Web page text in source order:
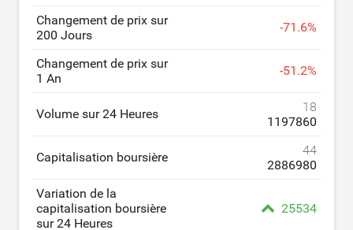
Changement de prix sur
200 Jours
-71.6%
Changement de prix sur
1 An
-51.2%
Volume sur 24 Heures
18
1197860
Capitalisation boursière
44
2886980
Variation de la
capitalisation boursière
sur 24 Heures
25534